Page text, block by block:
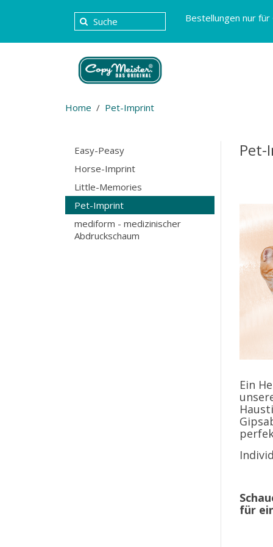
Bestellungen nur
Home Pet-Imprint
Easy-Peasy
Horse-Imprint
Little-Memories
Pet-Imprint
mediform - medizinischer
Abdruckschaum
Ein
für